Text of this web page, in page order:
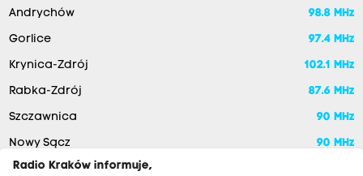
Andrychów 98.8 MHz
Gorlice 97.4 MHz
Krynica-Zdrój 102.1 MHz
Rabka-Zdrój 87.6 MHz
Szczawnica 90 MHz
Nowy Sącz
90 MHz
Radio Kraków informuje,